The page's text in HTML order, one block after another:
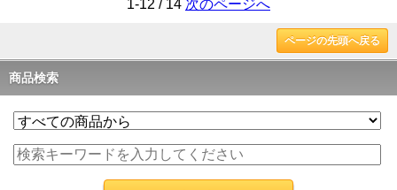
1-12 / 14 次のページへ
ページの先頭へ戻る
商品検索